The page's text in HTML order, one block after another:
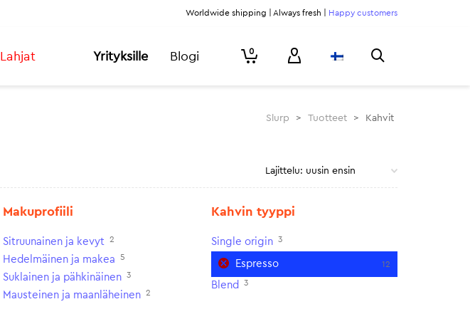
Worldwide shipping | Always fresh | Happy customers
Lahjat Yrityksille Blogi 0
Slurp > Tuotteet > Kahvit
Makuprofiili
Sitruunainen ja kevyt 2
Hedelmäinen ja makea 5
Suklainen ja pähkinäinen 3
Mausteinen ja maanläheinen 2
Kahvin tyyppi
Single origin 3
Espresso 12
Blend 3